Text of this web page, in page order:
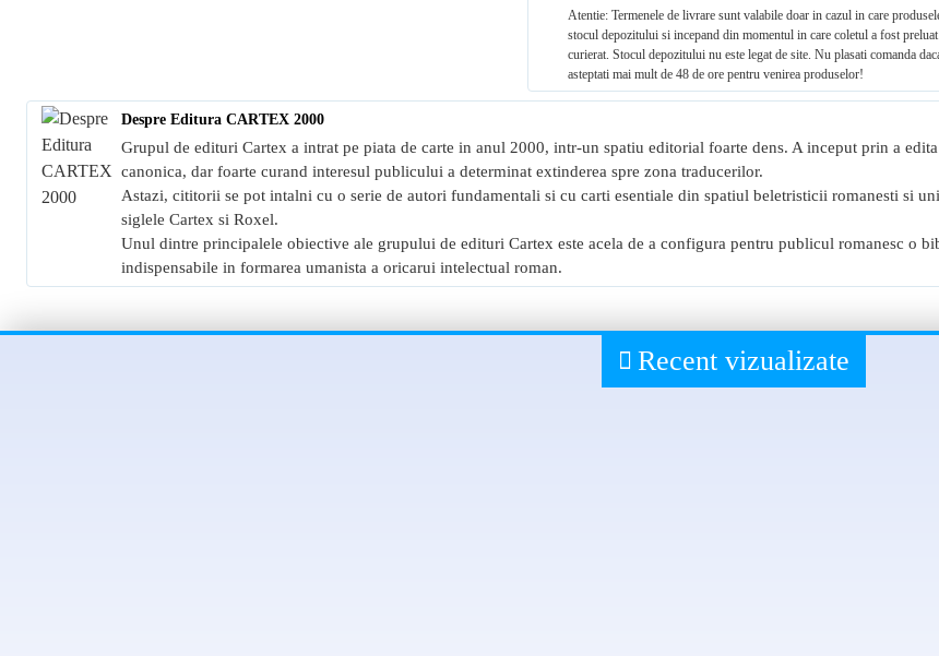
Atentie: Termenele de livrare sunt valabile doar in cazul in care
stocul depozitului si incepand din momentul in care coletul a fost
curierat. Stocul depozitului nu este legat de site. Nu plasati comanda
asteptati mai mult de 48 de ore pentru venirea produselor!
Despre Editura CARTEX 2000
Grupul de edituri Cartex a intrat pe piata de carte in anul 2000, intr-un spatiu editorial foarte dens. A inceput prin a
canonica, dar foarte curand interesul publicului a determinat extinderea spre zona traducerilor.
Astazi, cititorii se pot intalni cu o serie de autori fundamentali si cu carti esentiale din spatiul beletristicii romanesti si
siglele Cartex si Roxel.
Unul dintre principalele obiective ale grupului de edituri Cartex este acela de a configura pentru publicul romanesc o
indispensabile in formarea umanista a oricarui intelectual roman.
Recent vizualizate